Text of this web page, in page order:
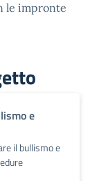
le impronte
e
il bullismo e